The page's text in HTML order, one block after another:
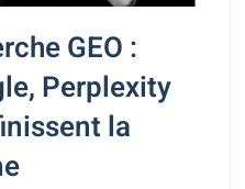
GEO :
Perplexity
la